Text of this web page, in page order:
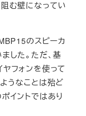
む壁になってい
のスピーカ
した。ただ、基
フォンを使って
うなことは殆ど
イントではあり